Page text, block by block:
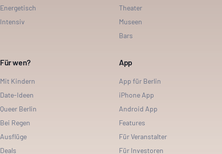
Energetisch
Intensiv
Theater
Museen
Bars
Für wen?
Mit Kindern
Date-Ideen
Queer Berlin
Bei Regen
Ausflüge
Deals
App
App für Berlin
iPhone App
Android App
Features
Für Veranstalter
Für Investoren